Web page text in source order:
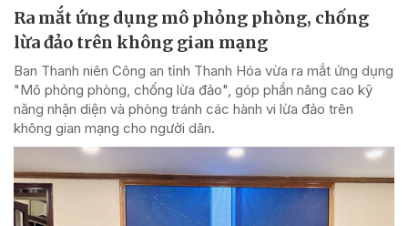
Ra mắt ứng dụng mô phỏng phòng, chống
lừa đảo trên không gian mạng
Ban Thanh niên Công an tỉnh Thanh Hóa vừa ra mắt ứng dụng
"Mô phỏng phòng, chống lừa đảo", góp phần nâng cao kỹ
năng nhận diện và phòng tránh các hành vi lừa đảo trên
không gian mạng cho người dân.